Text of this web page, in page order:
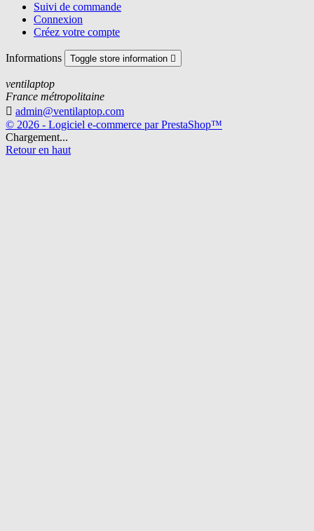
Suivi de commande
Connexion
Créez votre compte
Informations Toggle store information 
ventilaptop
France métropolitaine
 admin@ventilaptop.com
© 2026 - Logiciel e-commerce par PrestaShop™
Chargement...
Retour en haut